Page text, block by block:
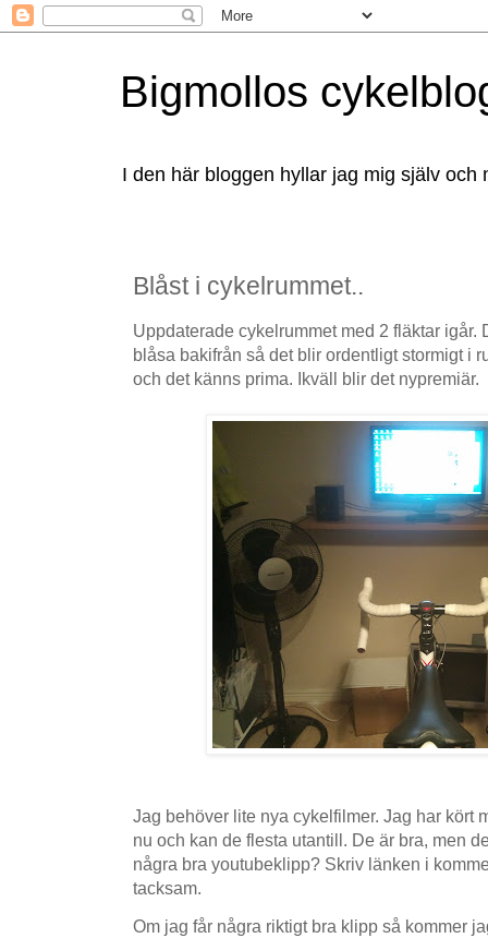
Bigmollos
I den här bloggen hyllar jag mig själv
Blåst i cykelrummet..
Uppdaterade cykelrummet med 2 fläktar igår.
blåsa bakifrån så det blir ordentligt stormigt i
och det känns prima. Ikväll blir det nypremiär.
Jag behöver lite nya cykelfilmer. Jag har kört
nu och kan de flesta utantill. De är bra, men
några bra youtubeklipp? Skriv länken i
tacksam.
Om jag får några riktigt bra klipp så kommer